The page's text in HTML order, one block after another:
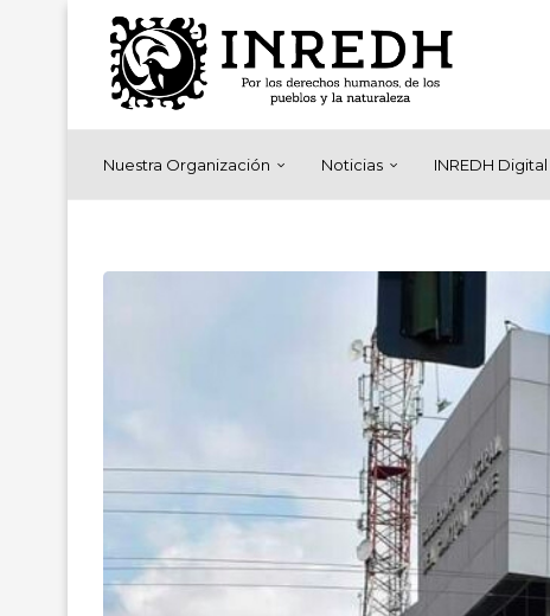
Nuestra Organización Noticias INREDH Digital